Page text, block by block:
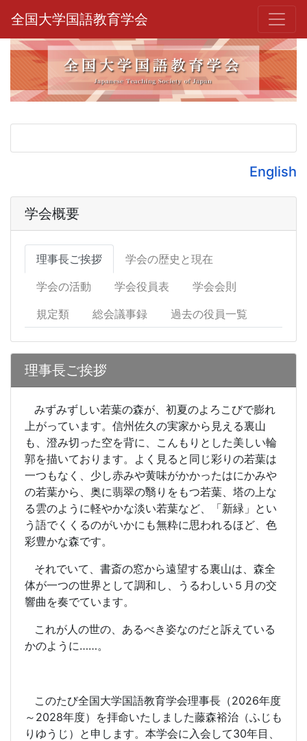
全国大学国語教育学会
English
学会概要
理事長ご挨拶
学会の歴史と現在
学会の活動
学会役員表
学会会則
規定類
総会議事録 過去の役員一覧
理事長ご挨拶
みずみずしい若葉の森が、初夏のよろこびで膨れ
上がっています。信州佐久の実家から見える裏山
も、澄み切った空を背に、こんもりとした美しい輪
郭を描いております。よく見ると同じ彩りの若葉は
一つもなく、少し赤みや黄味がかかったはにかみや
の若葉から、奥に翡翠の翳りをもつ若葉、塔の上な
る雲のように軽やかな淡い若葉など、「新緑」とい
う語でくくるのがいかにも無粋に思われるほど、色
彩豊かな森です。
それでいて、書斎の窓から遠望する裏山は、森全
体が一つの世界として調和し、うるわしい５月の交
響曲を奏でています。
これが人の世の、あるべき姿なのだと訴えている
かのように……。
このたび全国大学国語教育学会理事長（2026年度
～ 2028年度）を拝命いたしました藤森裕治（ふじも
りゆうじ）と申します。本学会に入会して30年目、